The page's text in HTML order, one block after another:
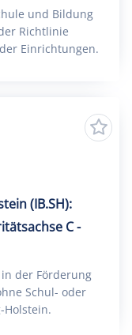
und Bildung
Richtlinie
Einrichtungen.
(IB.SH):
C -
der Förderung
Schul- oder
Holstein.